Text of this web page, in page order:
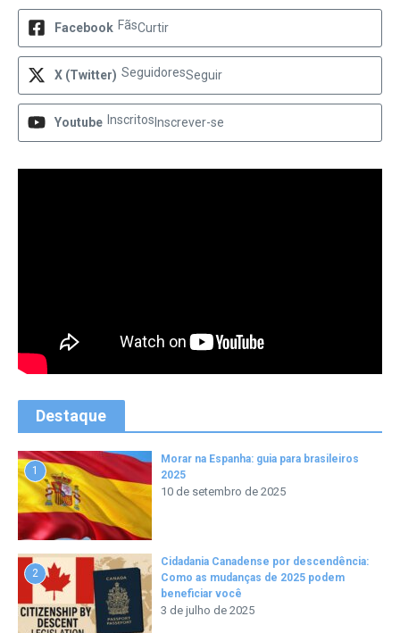
Facebook FãsCurtir
X (Twitter) SeguidoresSeguir
Youtube Inscritos Inscrever-se
Destaque
1
Morar na Espanha: guia para brasileiros
2025
10 de setembro de 2025
2
Cidadania Canadense por descendência:
Como as mudanças de 2025 podem
beneficiar você
3 de julho de 2025